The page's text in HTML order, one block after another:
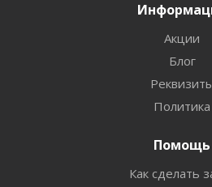
Акции
Блог
Политика
Помощь
Как сделать